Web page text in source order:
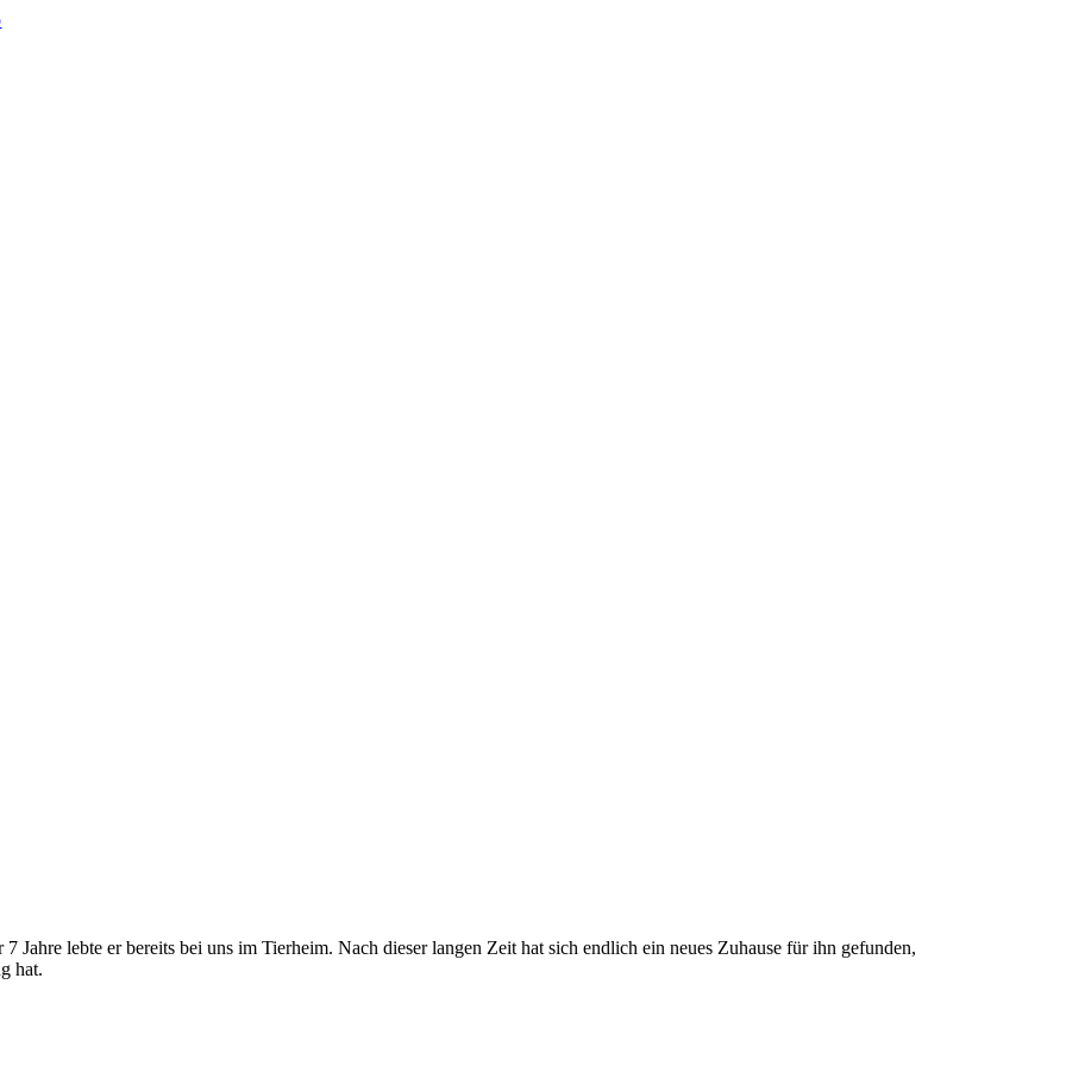
lebte er bereits bei uns im Tierheim. Nach dieser langen Zeit hat sich endlich ein neues Zuhause für ihn gefunden,
hat.